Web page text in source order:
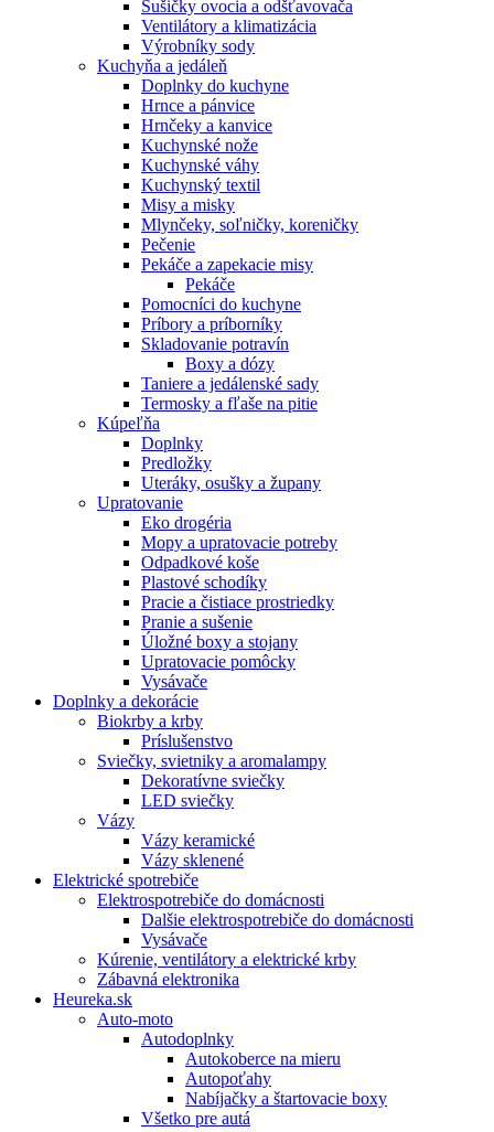
Sušičky ovocia a odšťavovača
Ventilátory a klimatizácia
Výrobníky sody
Kuchyňa a jedáleň
Doplnky do kuchyne
Hrnce a pánvice
Hrnčeky a kanvice
Kuchynské nože
Kuchynské váhy
Kuchynský textil
Misy a misky
Mlynčeky, soľničky, koreničky
Pečenie
Pekáče a zapekacie misy
Pekáče
Pomocníci do kuchyne
Príbory a príborníky
Skladovanie potravín
Boxy a dózy
Taniere a jedálenské sady
Termosky a fľaše na pitie
Kúpeľňa
Doplnky
Predložky
Uteráky, osušky a župany
Upratovanie
Eko drogéria
Mopy a upratovacie potreby
Odpadkové koše
Plastové schodíky
Pracie a čistiace prostriedky
Pranie a sušenie
Úložné boxy a stojany
Upratovacie pomôcky
Vysávače
Doplnky a dekorácie
Biokrby a krby
Príslušenstvo
Sviečky, svietniky a aromalampy
Dekoratívne sviečky
LED sviečky
Vázy
Vázy keramické
Vázy sklenené
Elektrické spotrebiče
Elektrospotrebiče do domácnosti
Dalšie elektrospotrebiče do domácnosti
Vysávače
Kúrenie, ventilátory a elektrické krby
Zábavná elektronika
Heureka.sk
Auto-moto
Autodoplnky
Autokoberce na mieru
Autopoťahy
Nabíjačky a štartovacie boxy
Všetko pre autá